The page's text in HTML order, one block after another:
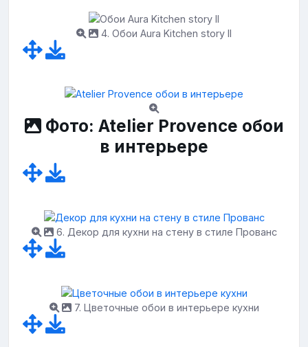
4. Обои Aura Kitchen story II
Фото: Atelier Provence обои
в интерьере
6. Декор для кухни на стену в стиле Прованс
7. Цветочные обои в интерьере кухни